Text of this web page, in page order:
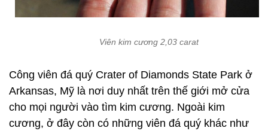
Viên kim cương 2,03 carat
Công viên đá quý Crater of Diamonds State Park ở
Arkansas, Mỹ là nơi duy nhất trên thế giới mở cửa
cho mọi người vào tìm kim cương. Ngoài kim
cương, ở đây còn có những viên đá quý khác như